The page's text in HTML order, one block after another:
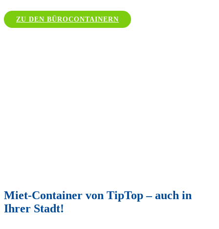
ZU DEN BÜROCONTAINERN
Miet-Container von TipTop – auch in
Ihrer Stadt!